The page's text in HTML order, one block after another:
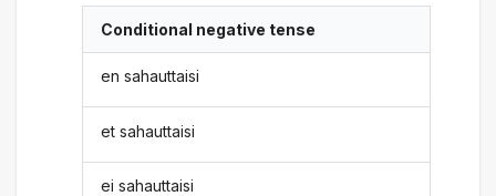
Conditional negative tense
en sahauttaisi
et sahauttaisi
ei sahauttaisi